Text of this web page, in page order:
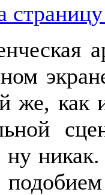
же, как
ну